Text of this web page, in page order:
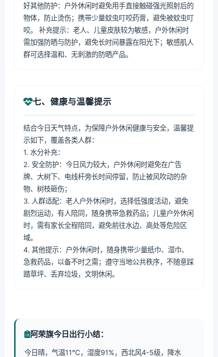
好其他防护：户外休闲时避免用手直接触碰强光照射后的
物体，防止烫伤；携带少量蚊虫叮咬药膏，避免被蚊虫叮
咬。 补充提示：老人、儿童皮肤较为敏感，户外休闲时
需加强防晒与防护，避免长时间暴露在阳光下；敏感肌人
群可选择温和、无刺激的防晒产品。
七、健康与温馨提示
结合今日天气特点，为保障户外休闲健康与安全，温馨提
示如下，覆盖各类人群：
1. 水分补充：
2. 安全防护：今日风力较大，户外休闲时避免在广告
牌、大树下、电线杆旁长时间停留，防止被风吹动的杂
物、树枝砸伤；
3. 人群适配：老人户外休闲时，选择低强度活动，避免
剧烈运动，有人陪同，随身携带急救药品；儿童户外休闲
时，需有家长全程陪同，避免前往水边、高处等危险区
域。
4. 其他提示：户外休闲时，随身携带少量纸巾、湿巾、
急救药品，以备不时之需；遵守当地公共秩序，不随意踩
踏草坪、丢弃垃圾，文明休闲。
阿荣旗今日出行小结：
今日晴，气温11℃，湿度91%，西北风4-5级，降水